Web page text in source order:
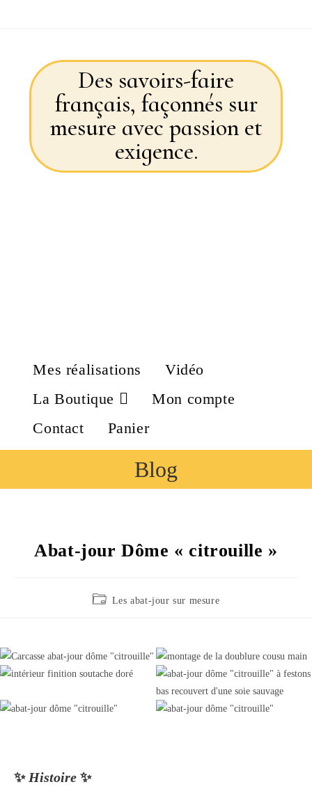
Des savoirs-faire
français, façonnés sur
mesure avec passion et
exigence.
Mes réalisations
Vidéo
La Boutique
Mon compte
Contact
Panier
Blog
Abat-jour Dôme « citrouille »
Les abat-jour sur mesure
✨ Histoire ✨